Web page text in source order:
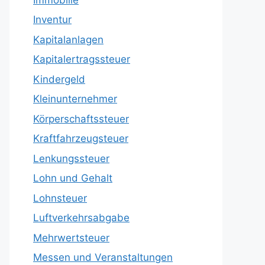
Inventur
Kapitalanlagen
Kapitalertragssteuer
Kindergeld
Kleinunternehmer
Körperschaftssteuer
Kraftfahrzeugsteuer
Lenkungssteuer
Lohn und Gehalt
Lohnsteuer
Luftverkehrsabgabe
Mehrwertsteuer
Messen und Veranstaltungen